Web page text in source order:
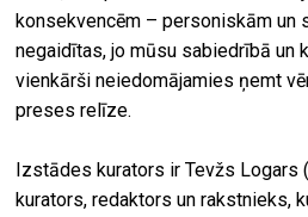
konsekvencēm – personiskām un
negaidītas, jo mūsu sabiedrībā un
vienkārši neiedomājamies ņemt
preses relīze.
Izstādes kurators ir Tevžs Logars
kurators, redaktors un rakstnieks,